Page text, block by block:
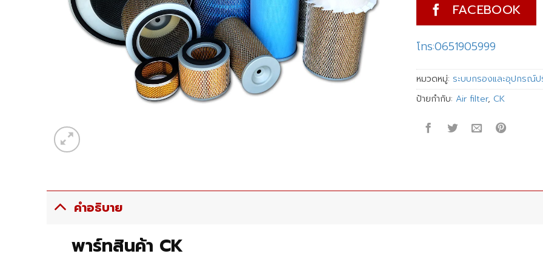
FACEBOOK
โทร:0651905999
หมวดหมู่: ระบบกรองและอุปกรณ์
ป้ายกำกับ: Air filter, CK
คำอธิบาย
พาร์ทสินค้า CK